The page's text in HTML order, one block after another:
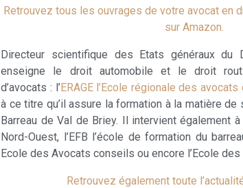
Retrouvez tous les ouvrages de votre avocat en
sur Amazon.
Directeur scientifique des Etats généraux du
enseigne le droit automobile et le droit
d’avocats : l’ERAGE l’Ecole régionale des avocats
à ce titre qu’il assure la formation à la matière
Barreau de Val de Briey. Il intervient également à
Nord-Ouest, l’EFB l’école de formation du
Ecole des Avocats conseils ou encore l’Ecole
Retrouvez également toute